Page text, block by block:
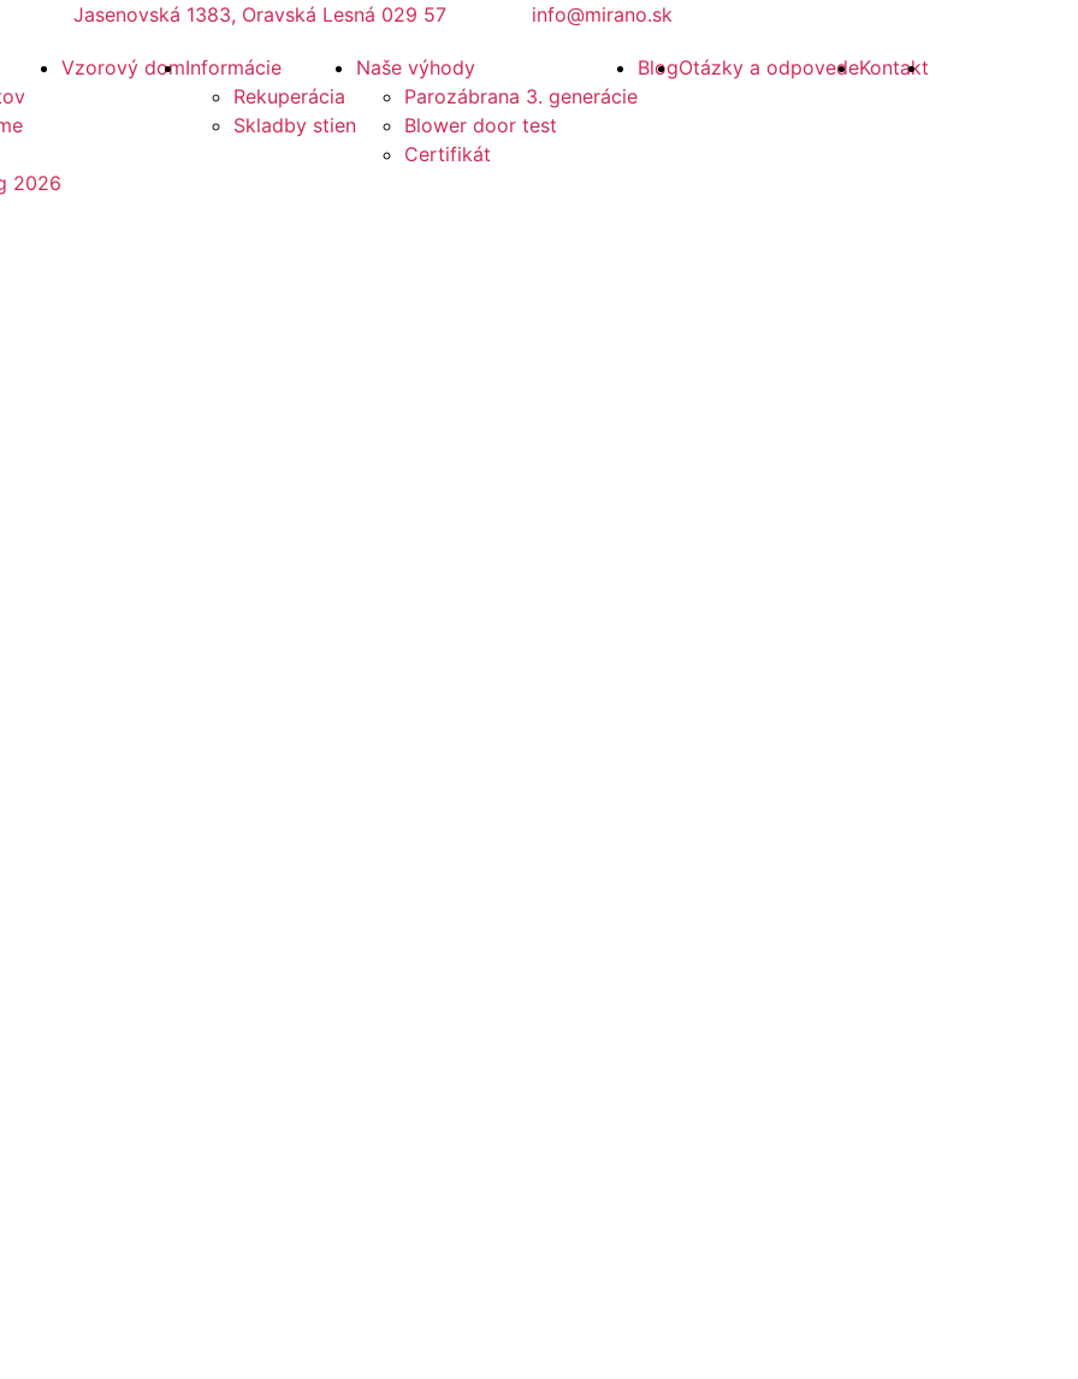
Jasenovská 1383, Oravská Lesná 029 57 info@mirano.sk
2026
Vzorový domInformácie
Rekuperácia
Skladby stien
Naše výhody
Parozábrana 3. generácie
Blower door test
Certifikát
BlogOtázky a odpovedeKontakt